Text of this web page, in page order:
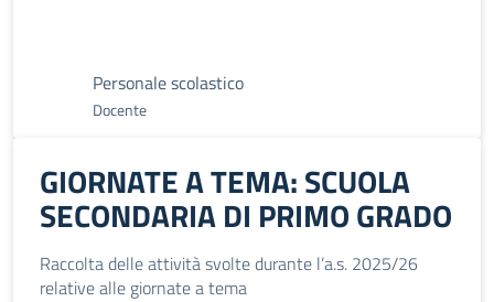
Personale scolastico
Docente
GIORNATE A TEMA: SCUOLA
SECONDARIA DI PRIMO GRADO
Raccolta delle attività svolte durante l’a.s. 2025/26
relative alle giornate a tema